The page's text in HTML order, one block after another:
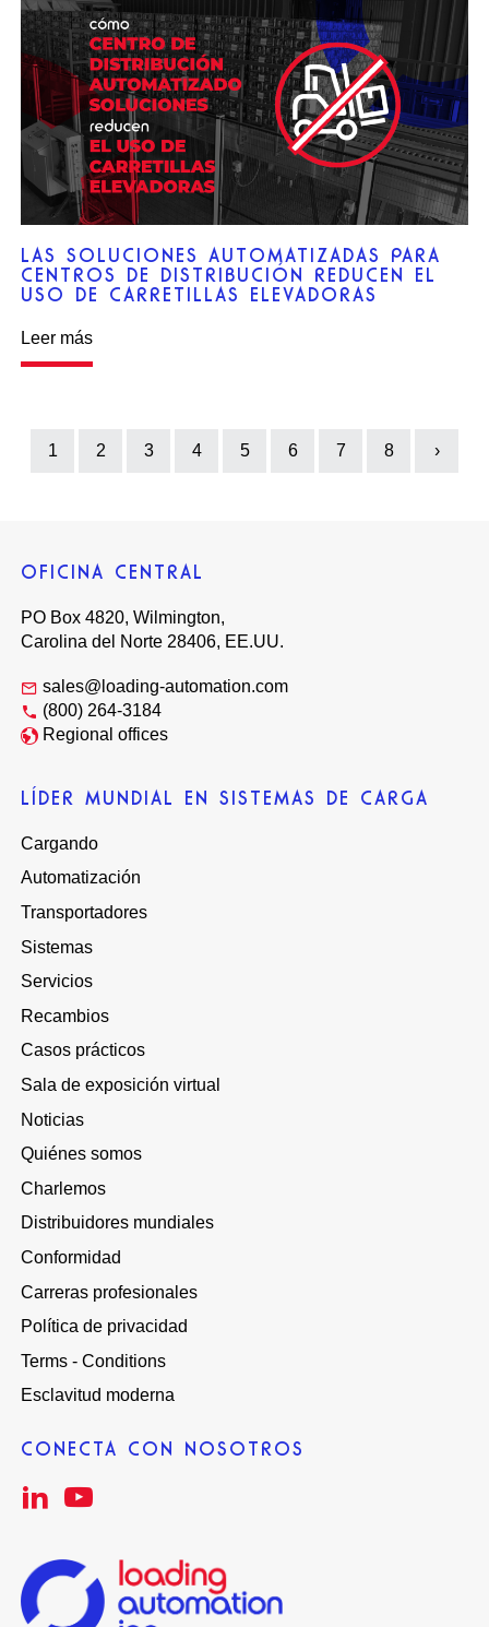
LAS SOLUCIONES AUTOMATIZADAS PARA
CENTROS DE DISTRIBUCIÓN REDUCEN EL
USO DE CARRETILLAS ELEVADORAS
Leer más
1 2 3 4 5 6 7 8
Next
›
OFICINA CENTRAL
PO Box 4820, Wilmington,
Carolina del Norte 28406, EE.UU.
sales@loading-automation.com
(800) 264-3184
Regional offices
LÍDER MUNDIAL EN SISTEMAS DE CARGA
Cargando
Automatización
Transportadores
Sistemas
Servicios
Recambios
Casos prácticos
Sala de exposición virtual
Noticias
Quiénes somos
Charlemos
Distribuidores mundiales
Conformidad
Carreras profesionales
Política de privacidad
Terms - Conditions
Esclavitud moderna
CONECTA CON NOSOTROS